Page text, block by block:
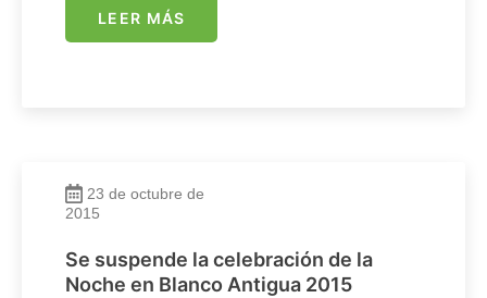
LEER MÁS
23 de octubre de
2015
Se suspende la celebración de la
Noche en Blanco Antigua 2015